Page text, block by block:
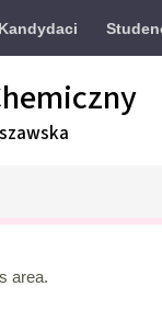
Kandydaci
area.